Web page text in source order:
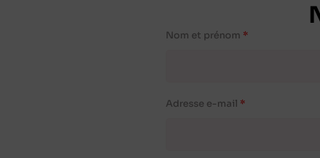
Nom et prénom
Adresse e-mail